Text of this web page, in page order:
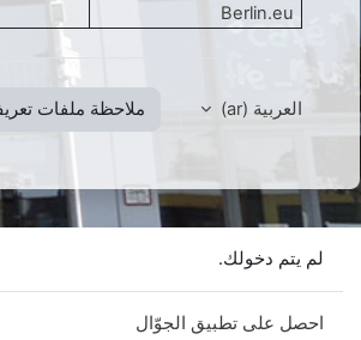
Berlin.eu
العربية ‎(ar)‎ ملاحظة ملفات
لم يتم دخولك.
احصل على تطبيق الجوّال